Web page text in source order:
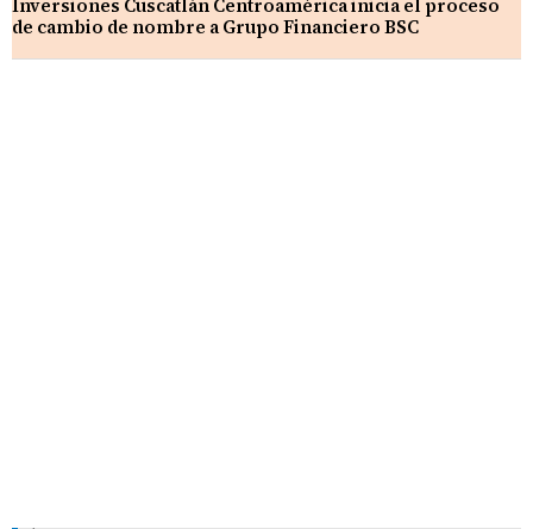
Inversiones Cuscatlán Centroamérica inicia el proceso
de cambio de nombre a Grupo Financiero BSC